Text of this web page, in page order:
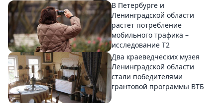
В Петербурге и
Ленинградской области
растет потребление
мобильного трафика –
исследование T2
Два краеведческих музея
Ленинградской области
стали победителями
грантовой программы ВТБ